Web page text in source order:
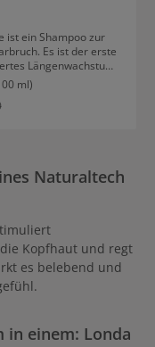
ist ein Shampoo zur
Es ist der erste
Längenwachstum
kann man weniger
wird gemindert.
Kreatine
darüber hinaus die
Résistance Bain
auftragen, gut
den vollen Effekt
folgen.
ml)
Preis:
Naturaltech
die Kopfhaut und regt
es belebend und
in einem: Londa